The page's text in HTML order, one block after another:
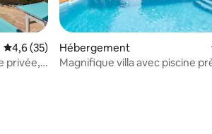
Évaluation moyenne sur la base de 35
4,6 (35)
privée,
Hébergement
Magnifique villa avec piscine